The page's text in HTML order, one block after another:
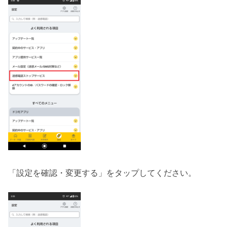
「設定を確認・変更する」をタップしてください。